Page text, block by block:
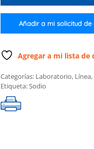
Na
frasco
230
mL
cantidad
Añadir a mi solicitud de
Agregar a mi lista de
Categorías: Laboratorio, Línea,
Etiqueta:Sodio